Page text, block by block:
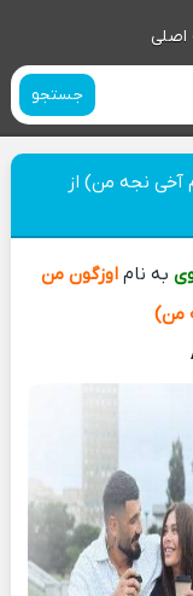
جستجو
آخی نجه من) از
به ناماوزگون من
من)